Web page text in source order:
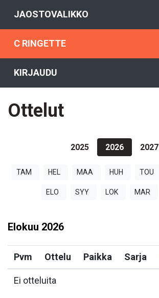
JAOSTOVALIKKO
C RINGETTE
KIRJAUDU
Ottelut
2025 2026 2027
TAM HEL MAA HUH TOU
ELO SYY LOK MAR
Elokuu 2026
Pvm Ottelu Paikka Sarja
Ei otteluita